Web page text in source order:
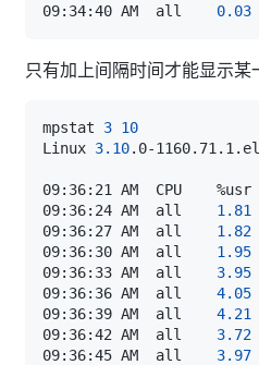
09:34:40 AM  all 0.03
只有加上间隔时间才能显示
mpstat 3 10
Linux 3.10.0-
09:36:24 AM  all 1.81
09:36:27 AM  all 1.82
09:36:30 AM  all 1.95
09:36:33 AM  all 3.95
09:36:36 AM  all 4.05
09:36:39 AM  all 4.21
09:36:42 AM  all 3.72
09:36:45 AM  all 3.97